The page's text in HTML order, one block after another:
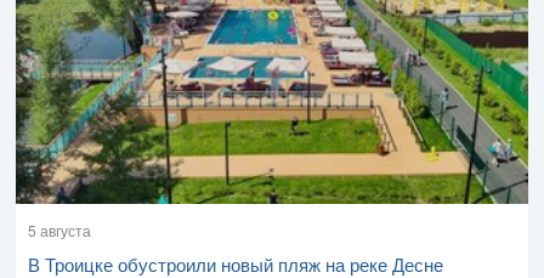
5 августа
В Троицке обустроили новый пляж на реке Десне